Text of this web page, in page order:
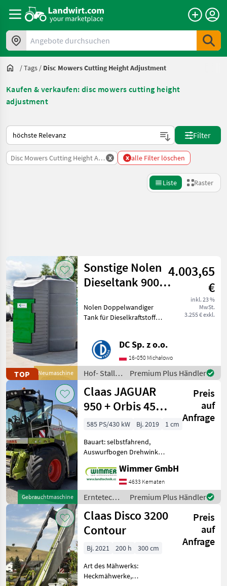
Angebote durchsuchen
/Tags / Disc Mowers Cutting Height Adjustment
Kaufen & verkaufen: disc mowers cutting height
adjustment
So wird auf Landwirt.com sortiert
Filter
Disc Mowers Cutting Height Adjustment
x x alle Filter löschen
Liste Raster
Kategorie 2 Land Filter
AKTUELLER
PFAD
Disc Mowers
Cutting
Height
Adjustment
KATEGORIE
WÄHLEN
Landtechnik
1.687
Sonstiges
23
Bautechnik
21
Forsttechnik
18
Kommunaltechnik
12
PKW / LKW / Moped
Alle 9
anzeigen
MARKTPLATZ
Marktplatz Händlerangebote Kleinanzeigen
Zurücksetzen
Ergebnisse
anzeigen
TOP Neumaschine
Sonstige Nolen
Dieseltank 9000L
4.003,65
€
inkl. 23 %
MwSt.
3.255 € exkl.
Nolen Doppelwandiger
Tank für Dieselkraftstoff
Metallfilter - Analoger
Zähler mit der
Kalibrierungmöglichkeit -
Ateman
DC Sp. z o.o.
16-050 Michałowo
Hof- Stall-
und
Weidetechnik
/ Sonstige
Premium Plus Händler
Gebrauchtmaschine
Claas JAGUAR
950 + Orbis 450 +
PICK UP 300 ✅
Preis
auf
Anfrage
585 PS/430 kW Bj. 2019
1 cm
Bauart: selbstfahrend,
Auswurfbogen Drehwinkel
Reihenmotor, Beleuchtung,
Kabine, Klimaanlage,
Komfortsitz,
Metalldetektor,
Einweisersitz, Rückfahrk
Wimmer GmbH
4633 Kematen
Erntetechnik
Ackerbau /
Claas
Premium Plus Händler
Claas Disco 3200
Contour
Preis
auf
Anfrage
Bj. 2021 200 h
300 cm
Art des Mähwerks:
Heckmähwerke,